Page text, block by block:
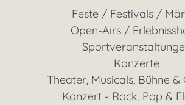
Feste / Festivals /
Open-Airs /
Konzerte
Theater, Musicals, Bühne &
Konzert - Rock, Pop &